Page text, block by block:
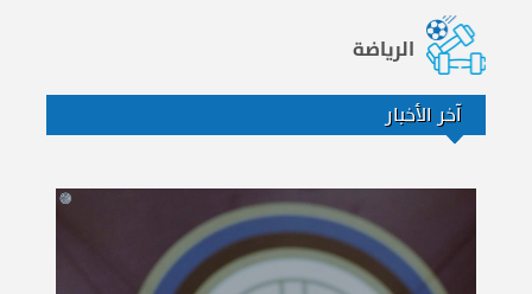
الرياضة
آخر الأخبار